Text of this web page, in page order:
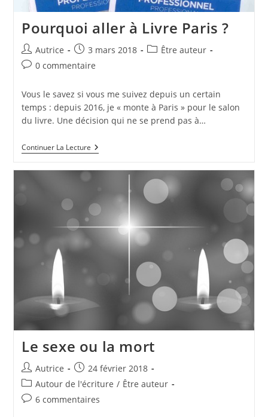
Pourquoi aller à Livre Paris ?
Auteur/autrice
de
Autrice
Publication
publiée :
3 mars 2018
PostÊtre auteur
Commentaires
la
publication :
0 commentaire
Vous le savez si vous me suivez depuis un certain
temps : depuis 2016, je « monte à Paris » pour le salon
du livre. Une décision qui ne se prend pas à…
Continuer La LecturePourquoi
Aller
Le sexe ou la mort
Auteur/autrice
de
la
publication :
Autrice
Publication
publiée :
24 février 2018
Post
category:
Autour de l'écriture / Être auteur
Commentaires
6 commentaires